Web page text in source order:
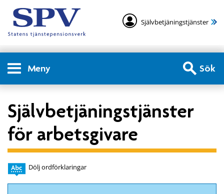
Självbetjäningstjänster
Meny Sök
Självbetjäningstjänster
för arbetsgivare
Dölj ordförklaringar